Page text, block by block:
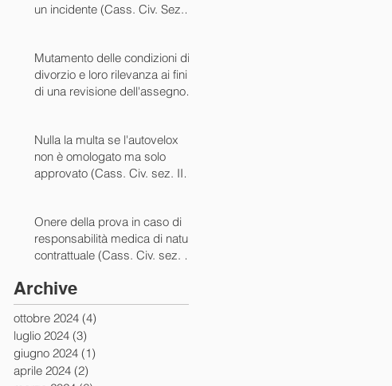
un incidente (Cass. Civ. Sez. III
Mutamento delle condizioni di
divorzio e loro rilevanza ai fini
di una revisione dell'assegno
Nulla la multa se l'autovelox
non è omologato ma solo
approvato (Cass. Civ. sez. II
Onere della prova in caso di
responsabilità medica di natura
contrattuale (Cass. Civ. sez. III
Archive
ottobre 2024 (4)
luglio 2024 (3)
giugno 2024 (1)
aprile 2024 (2)